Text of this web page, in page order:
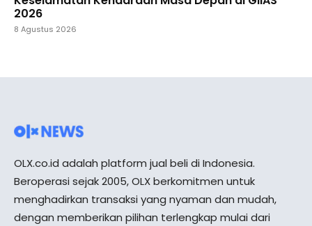
2026
8 Agustus 2026
OLX.co.id adalah platform jual beli di Indonesia.
Beroperasi sejak 2005, OLX berkomitmen untuk
menghadirkan transaksi yang nyaman dan mudah,
dengan memberikan pilihan terlengkap mulai dari